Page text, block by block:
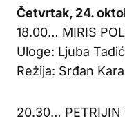
Četvrtak, 24.
18.00… MIRIS
Uloge: Ljuba
Režija: Srđan
20.30… PETRIJIN